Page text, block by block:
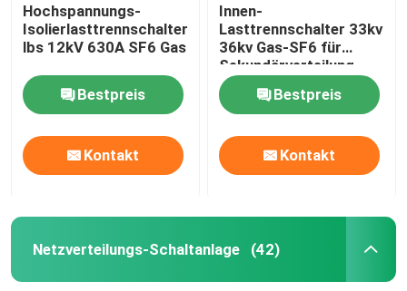
Hochspannungs-
Isolierlasttrennschalter
lbs 12kV 630A SF6 Gas
Bestpreis
Kontakt
Innen-
Lasttrennschalter 33kv
36kv Gas-SF6 für
Sekundärverteilung
Bestpreis
Kontakt
Netzverteilungs-Schaltanlage (42)